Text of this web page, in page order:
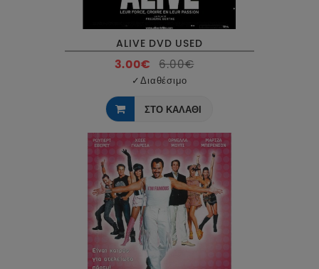
ALIVE DVD USED
3.00€ 6.00€
✓Διαθέσιμο
ΣΤΟ ΚΑΛΑΘΙ